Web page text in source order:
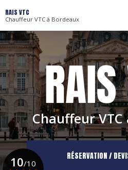
au
contenu
principal
RAIS VTC
Chauffeur VTC à Bordeaux
Chauffeur
RÉSERVATION /
10/10